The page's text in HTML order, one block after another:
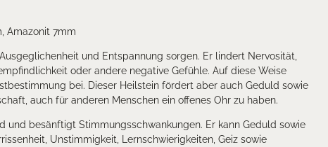
Amazonit 7mm
und Entspannung sorgen. Er lindert Nervosität,
oder andere negative Gefühle. Auf diese Weise
bei. Dieser Heilstein fördert aber auch Geduld sowie
auch für anderen Menschen ein offenes Ohr zu haben.
und besänftigt Stimmungsschwankungen. Er kann Geduld sowie
Unstimmigkeit, Lernschwierigkeiten, Geiz sowie